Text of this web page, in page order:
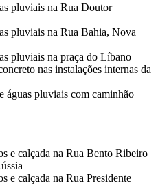
pluviais na Rua Doutor
pluviais na Rua Bahia, Nova
pluviais na praça do Líbano
nas instalações internas da
águas pluviais com caminhão
e calçada na Rua Bento Ribeiro
e calçada na Rua Presidente